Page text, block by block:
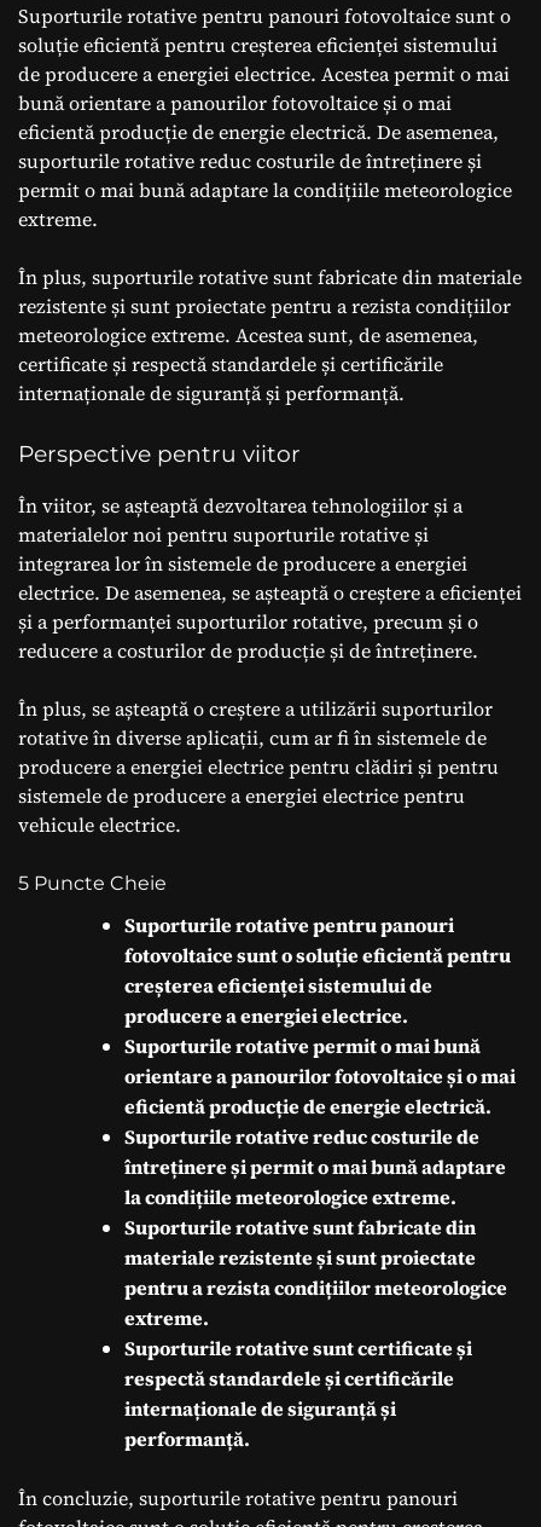
Suporturile rotative pentru panouri fotovoltaice sunt o
soluție eficientă pentru creșterea eficienței sistemului
de producere a energiei electrice. Acestea permit o mai
bună orientare a panourilor fotovoltaice și o mai
eficientă producție de energie electrică. De asemenea,
suporturile rotative reduc costurile de întreținere și
permit o mai bună adaptare la condițiile meteorologice
extreme.
În plus, suporturile rotative sunt fabricate din materiale
rezistente și sunt proiectate pentru a rezista condițiilor
meteorologice extreme. Acestea sunt, de asemenea,
certificate și respectă standardele și certificările
internaționale de siguranță și performanță.
Perspective pentru viitor
În viitor, se așteaptă dezvoltarea tehnologiilor și a
materialelor noi pentru suporturile rotative și
integrarea lor în sistemele de producere a energiei
electrice. De asemenea, se așteaptă o creștere a eficienței
și a performanței suporturilor rotative, precum și o
reducere a costurilor de producție și de întreținere.
În plus, se așteaptă o creștere a utilizării suporturilor
rotative în diverse aplicații, cum ar fi în sistemele de
producere a energiei electrice pentru clădiri și pentru
sistemele de producere a energiei electrice pentru
vehicule electrice.
5 Puncte Cheie
Suporturile rotative pentru panouri
fotovoltaice sunt o soluție eficientă pentru
creșterea eficienței sistemului de
producere a energiei electrice.
Suporturile rotative permit o mai bună
orientare a panourilor fotovoltaice și o mai
eficientă producție de energie electrică.
Suporturile rotative reduc costurile de
întreținere și permit o mai bună adaptare
la condițiile meteorologice extreme.
Suporturile rotative sunt fabricate din
materiale rezistente și sunt proiectate
pentru a rezista condițiilor meteorologice
extreme.
Suporturile rotative sunt certificate și
respectă standardele și certificările
internaționale de siguranță și
performanță.
În concluzie, suporturile rotative pentru panouri